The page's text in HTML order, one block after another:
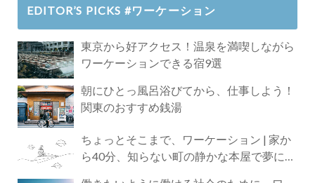
EDITOR’S PICKS #ワーケーション
東京から好アクセス！温泉を満喫しながら
ワーケーションできる宿9選
朝にひとっ風呂浴びてから、仕事しよう！
関東のおすすめ銭湯
ちょっとそこまで、ワーケーション | 家か
ら40分、知らない町の静かな本屋で夢に近